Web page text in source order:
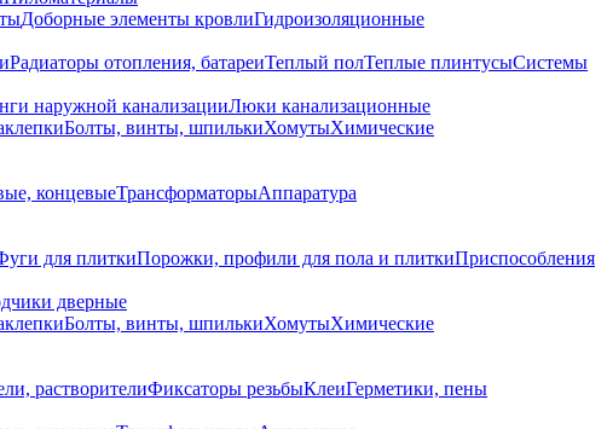
Доборные элементы кровлиГидроизоляционные
Радиаторы отопления, батареиТеплый полТеплые плинтусыСистемы
наружной канализацииЛюки канализационные
Болты, винты, шпилькиХомутыХимические
концевыеТрансформаторыАппаратура
для плиткиПорожки, профили для пола и плиткиПриспособления
дверные
Болты, винты, шпилькиХомутыХимические
растворителиФиксаторы резьбыКлеиГерметики, пены